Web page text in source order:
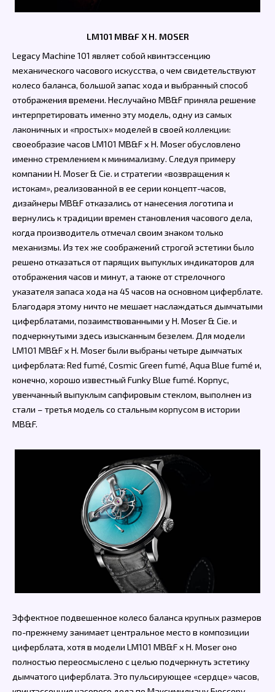
LM101 MB&F X H. MOSER
Legacy Machine 101 являет собой квинтэссенцию
механического часового искусства, о чем свидетельствуют
колесо баланса, большой запас хода и выбранный способ
отображения времени. Неслучайно MB&F приняла решение
интерпретировать именно эту модель, одну из самых
лаконичных и «простых» моделей в своей коллекции:
своеобразие часов LM101 MB&F x H. Moser обусловлено
именно стремлением к минимализму. Следуя примеру
компании H. Moser & Cie. и стратегии «возвращения к
истокам», реализованной в ее серии концепт-часов,
дизайнеры MB&F отказались от нанесения логотипа и
вернулись к традиции времен становления часового дела,
когда производитель отмечал своим знаком только
механизмы. Из тех же соображений строгой эстетики было
решено отказаться от парящих выпуклых индикаторов для
отображения часов и минут, а также от стрелочного
указателя запаса хода на 45 часов на основном циферблате.
Благодаря этому ничто не мешает наслаждаться дымчатыми
циферблатами, позаимствованными у H. Moser & Cie. и
подчеркнутыми здесь изысканным безелем. Для модели
LM101 MB&F x H. Moser были выбраны четыре дымчатых
циферблата: Red fumé, Cosmic Green fumé, Aqua Blue fumé и,
конечно, хорошо известный Funky Blue fumé. Корпус,
увенчанный выпуклым сапфировым стеклом, выполнен из
стали – третья модель со стальным корпусом в истории
MB&F.
Эффектное подвешенное колесо баланса крупных размеров
по-прежнему занимает центральное место в композиции
циферблата, хотя в модели LM101 MB&F x H. Moser оно
полностью переосмыслено с целью подчеркнуть эстетику
дымчатого циферблата. Это пульсирующее «сердце» часов,